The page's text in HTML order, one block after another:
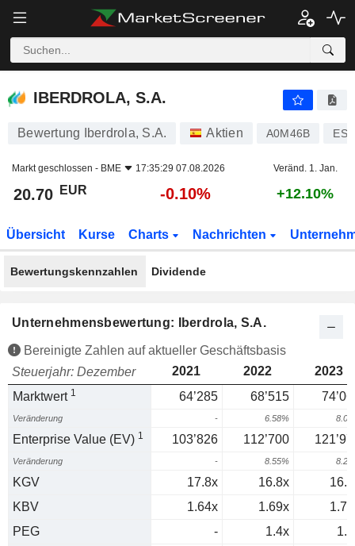
IBERDROLA, S.A.
IBERDROLA, S.A.
Bewertung Iberdrola, S.A. Aktien A0M46B
Markt geschlossen - BME 17:35:29 07.08.2026 Veränd. 1. Jan.
20.70 EUR -0.10% +12.10%
Übersicht Kurse Charts Nachrichten
Bewertungskennzahlen Dividende
Unternehmensbewertung: Iberdrola, S.A.
Bereinigte Zahlen auf aktueller Geschäftsbasis
Steuerjahr: Dezember
2021 2022
2023
Marktwert 1 64’285 68’515
Veränderung - 6.58%
Enterprise Value (EV) 1 103’826 112’700
Veränderung - 8.55%
KGV 17.8x 16.8x
KBV
1.64x 1.69x
PEG
- 1.4x